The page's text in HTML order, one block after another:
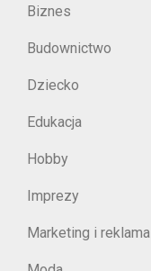
Biznes
Budownictwo
Dziecko
Edukacja
Hobby
Imprezy
Marketing i reklama